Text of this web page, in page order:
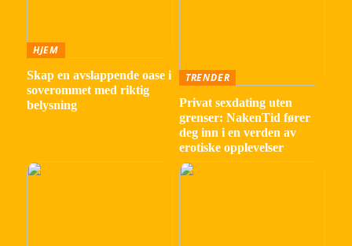
HJEM
Skap en avslappende oase i
soverommet med riktig
belysning
TRENDER
Privat sexdating uten
grenser: NakenTid fører
deg inn i en verden av
erotiske opplevelser